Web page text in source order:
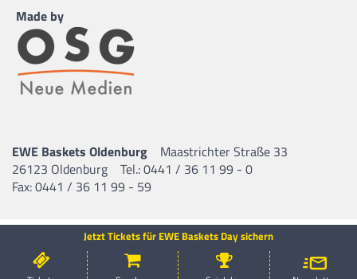
Jetzt Tickets für EWE Baskets Day sichern
Made by
EWE Baskets Oldenburg
Maastrichter Straße 33
26123 Oldenburg
Tel.: 0441 / 36 11 99 - 0
Fax: 0441 / 36 11 99 - 59